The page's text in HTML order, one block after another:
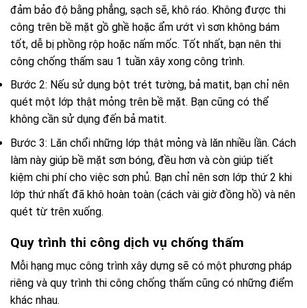
đảm bảo độ bằng phẳng, sạch sẽ, khô ráo. Không được thi
công trên bề mặt gồ ghề hoặc ẩm ướt vì sơn không bám
tốt, dễ bị phồng rộp hoặc nấm mốc. Tốt nhất, bạn nên thi
công chống thấm sau 1 tuần xây xong công trình.
Bước 2: Nếu sử dụng bột trét tường, bả matit, bạn chỉ nên
quét một lớp thật mỏng trên bề mặt. Bạn cũng có thể
không cần sử dụng đến bả matit.
Bước 3: Lăn chổi những lớp thật mỏng và lăn nhiều lần. Cách
làm này giúp bề mặt sơn bóng, đều hơn và còn giúp tiết
kiệm chi phí cho việc sơn phủ. Bạn chỉ nên sơn lớp thứ 2 khi
lớp thứ nhất đã khô hoàn toàn (cách vài giờ đồng hồ) và nên
quét từ trên xuống.
Quy trình thi công dịch vụ chống thấm
Mỗi hạng mục công trình xây dựng sẽ có một phương pháp
riêng và quy trình thi công chống thấm cũng có những điểm
khác nhau.